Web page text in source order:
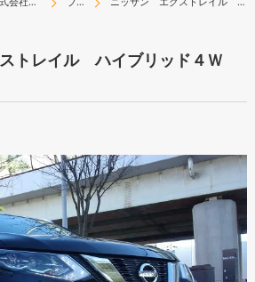
トレイル ハイブリッド４Ｗ